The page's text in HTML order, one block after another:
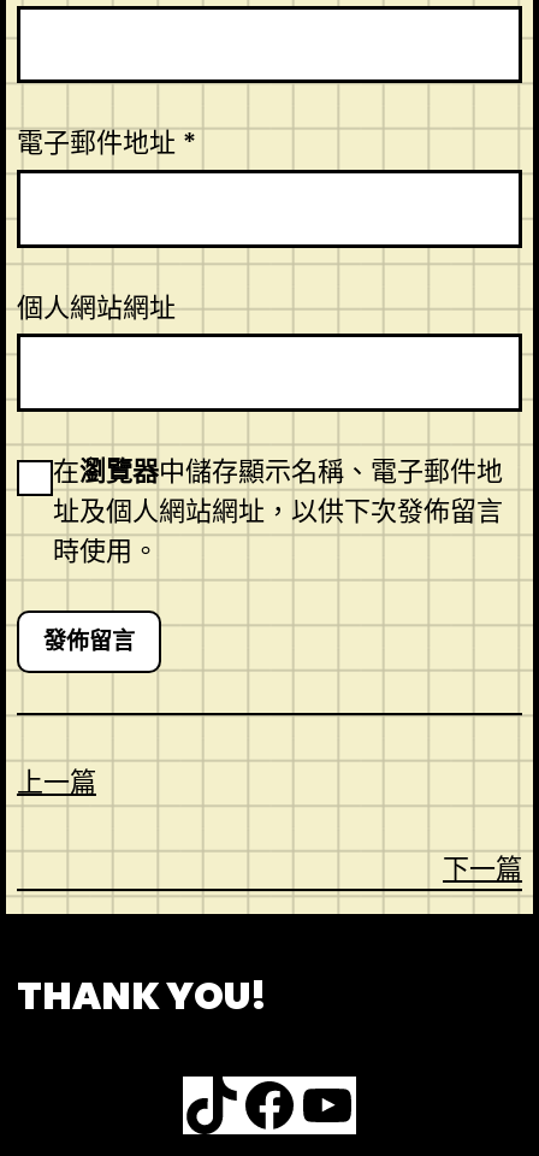
電子郵件地址 *
個人網站網址
在瀏覽器中儲存顯示名稱、電子郵件地
址及個人網站網址，以供下次發佈留言
時使用。
上一篇
下一篇
THANK YOU!
TikTok Facebook YouTube